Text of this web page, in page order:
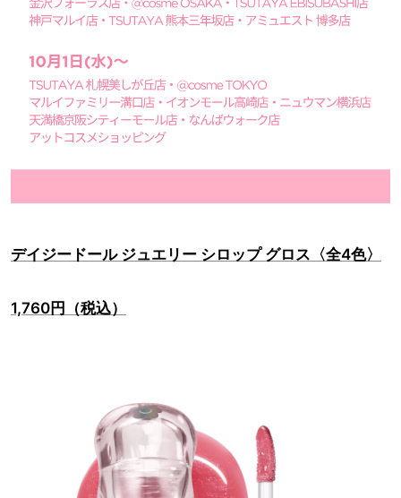
デイジードール ジュエリー シロップ グロス〈全4色〉
1,760円（税込）